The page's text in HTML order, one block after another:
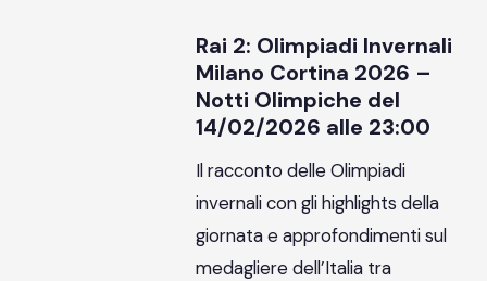
Rai 2: Olimpiadi Invernali
Milano Cortina 2026 –
Notti Olimpiche del
14/02/2026 alle 23:00
Il racconto delle Olimpiadi
invernali con gli highlights della
giornata e approfondimenti sul
medagliere dell’Italia tra